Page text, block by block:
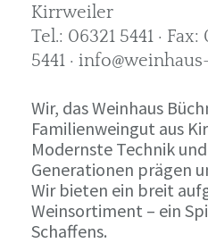
Kirrweiler
Tel.: 06321 5441 · Fax:
5441 ·
Wir, das Weinhaus
Familienweingut aus
Modernste Technik
Generationen prägen
Wir bieten ein breit
Weinsortiment – ein
Schaffens.